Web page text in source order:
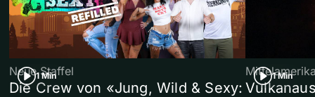
1 Min
Neue Staffel
Die Crew von «Jung, Wild & Sexy:
1 Min